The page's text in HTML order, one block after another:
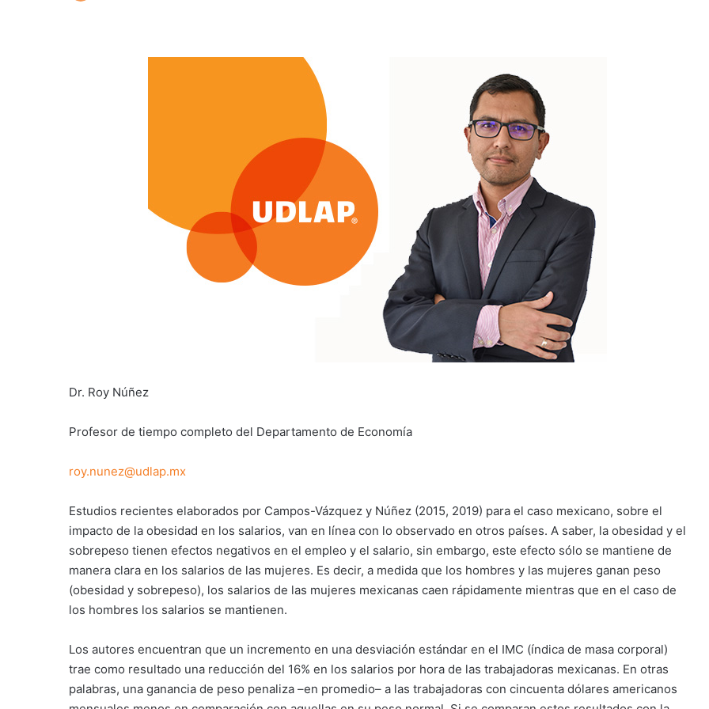
Dr. Roy Núñez
Profesor de tiempo completo del Departamento de Economía
roy.nunez@udlap.mx
Estudios recientes elaborados por Campos-Vázquez y Núñez (2015, 2019) para el caso mexicano, sobre el
impacto de la obesidad en los salarios, van en línea con lo observado en otros países. A saber, la obesidad y el
sobrepeso tienen efectos negativos en el empleo y el salario, sin embargo, este efecto sólo se mantiene de
manera clara en los salarios de las mujeres. Es decir, a medida que los hombres y las mujeres ganan peso
(obesidad y sobrepeso), los salarios de las mujeres mexicanas caen rápidamente mientras que en el caso de
los hombres los salarios se mantienen.
Los autores encuentran que un incremento en una desviación estándar en el IMC (índica de masa corporal)
trae como resultado una reducción del 16% en los salarios por hora de las trabajadoras mexicanas. En otras
palabras, una ganancia de peso penaliza –en promedio– a las trabajadoras con cincuenta dólares americanos